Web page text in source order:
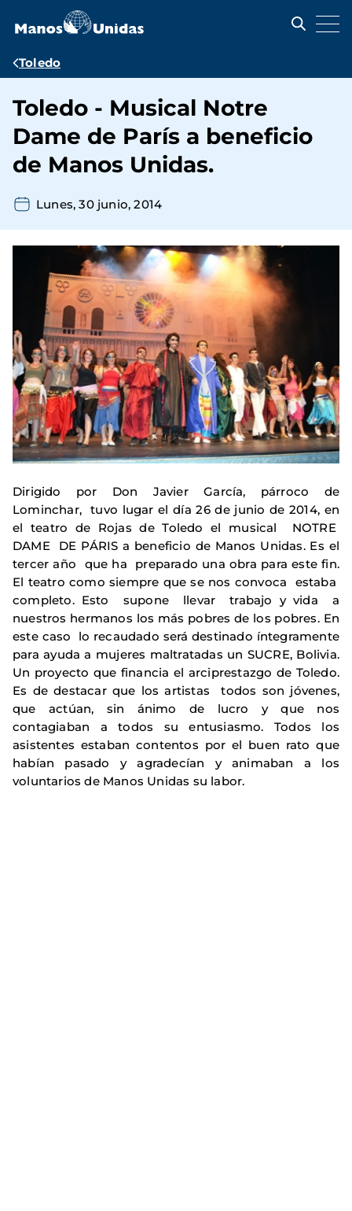
contenido
Ruta
navegación
Toledo
Toledo - Musical Notre
Dame de París a beneficio
de Manos Unidas.
Lunes, 30 junio, 2014
Dirigido por Don Javier García, párroco de
Lominchar, tuvo lugar el día 26 de junio de 2014, en
el teatro de Rojas de Toledo el musical NOTRE
DAME DE PÁRIS a beneficio de Manos Unidas. Es el
tercer año que ha preparado una obra para este fin.
El teatro como siempre que se nos convoca estaba
completo. Esto supone llevar trabajo y vida a
nuestros hermanos los más pobres de los pobres. En
este caso lo recaudado será destinado íntegramente
para ayuda a mujeres maltratadas un SUCRE, Bolivia.
Un proyecto que financia el arciprestazgo de Toledo.
Es de destacar que los artistas todos son jóvenes,
que actúan, sin ánimo de lucro y que nos
contagiaban a todos su entusiasmo. Todos los
asistentes estaban contentos por el buen rato que
habían pasado y agradecían y animaban a los
voluntarios de Manos Unidas su labor.